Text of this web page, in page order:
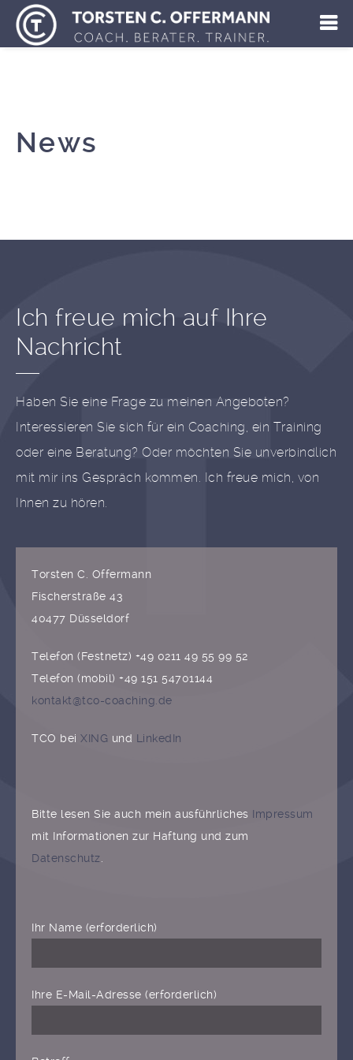
News
Ich freue mich auf Ihre
Nachricht
Haben Sie eine Frage zu meinen Angeboten?
Interessieren Sie sich für ein Coaching, ein Training
oder eine Beratung? Oder möchten Sie unverbindlich
mit mir ins Gespräch kommen. Ich freue mich, von
Ihnen zu hören.
Torsten C. Offermann
Fischerstraße 43
40477 Düsseldorf
Telefon (Festnetz) +49 0211 49 55 99 52
Telefon (mobil) +49 151 54701144
kontakt@tco-coaching.de
TCO bei XING und LinkedIn
Bitte lesen Sie auch mein ausführliches Impressum
mit Informationen zur Haftung und zum
Datenschutz
Ihr Name (erforderlich)
Ihre E-Mail-Adresse (erforderlich)